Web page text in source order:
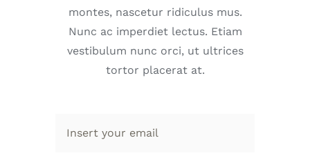
montes, nascetur ridiculus mus.
Nunc ac imperdiet lectus. Etiam
vestibulum nunc orci, ut ultrices
tortor placerat at.